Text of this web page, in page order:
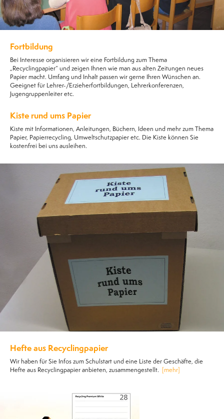
Fortbildung
Bei Interesse organisieren wir eine Fortbildung zum Thema
„Recyclingpapier“ und zeigen Ihnen wie man aus alten Zeitungen neues
Papier macht. Umfang und Inhalt passen wir gerne Ihren Wünschen an.
Geeignet für Lehrer-/Erzieherfortbildungen, Lehrerkonferenzen,
Jugengruppenleiter etc.
Kiste rund ums Papier
Kiste mit Informationen, Anleitungen, Büchern, Ideen und mehr zum Thema
Papier, Papierrecycling, Umweltschutzpapier etc. Die Kiste können Sie
kostenfrei bei uns ausleihen.
Hefte aus Recyclingpapier
Wir haben für Sie Infos zum Schulstart und eine Liste der Geschäfte, die
Hefte aus Recyclingpapier anbieten, zusammengestellt.
[mehr]